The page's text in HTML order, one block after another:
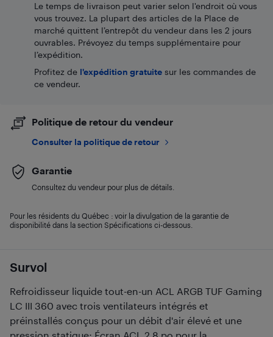
Survol
Refroidisseur liquide tout-en-un ACL ARGB TUF Gaming
LC III 360 avec trois ventilateurs intégrés et
préinstallés conçus pour un débit d'air élevé et une
Le temps de livraison peut varier selon l'endroit où vous
vous trouvez. La plupart des articles de la Place de
marché quittent l’entrepôt du vendeur dans les 2 jours
ouvrables. Prévoyez du temps supplémentaire pour
l’expédition.
Profitez de l'expédition gratuite sur les commandes de
ce vendeur.
Politique de retour du vendeur
Consulter la politique de retour
Garantie
Consultez du vendeur pour plus de détails.
Pour les résidents du Québec : voir la divulgation de la garantie de
disponibilité dans la section Spécifications ci-dessous.